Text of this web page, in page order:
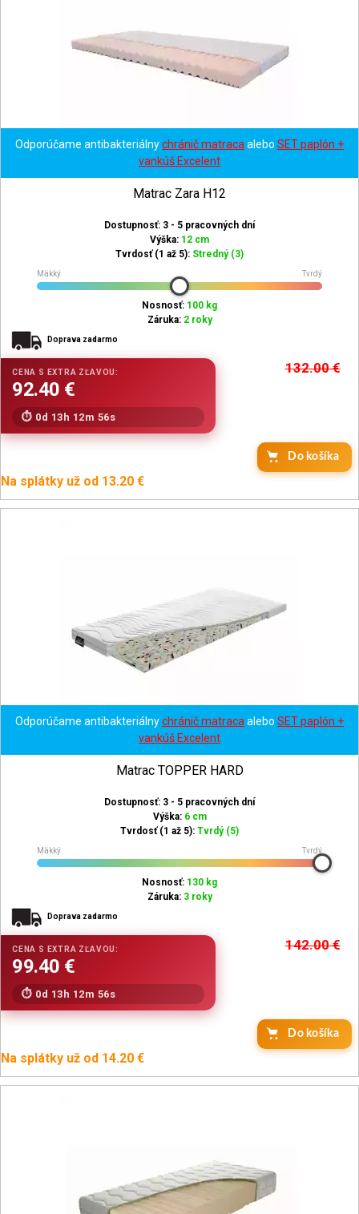
Odporúčame antibakteriálnychránič matraca alebo SET paplón +
vankúš Excelent
Matrac Zara H12
Dostupnosť: 3 - 5 pracovných dní
Výška: 12 cm
Tvrdosť (1 až 5): Stredný (3)
Mäkký Tvrdý
Nosnosť: 100 kg
Záruka: 2 roky
Doprava zadarmo
132.00€
0d 13h 12m 54s
Do košíka
Na splátky už od 13.20 €
Odporúčame antibakteriálnychránič matraca alebo SET paplón +
vankúš Excelent
Matrac TOPPER HARD
Dostupnosť: 3 - 5 pracovných dní
Výška: 6 cm
Tvrdosť (1 až 5): Tvrdý (5)
Mäkký Tvrdý
Nosnosť: 130 kg
Záruka: 3 roky
Doprava zadarmo
142.00€
0d 13h 12m 54s
Do košíka
Na splátky už od 14.20 €